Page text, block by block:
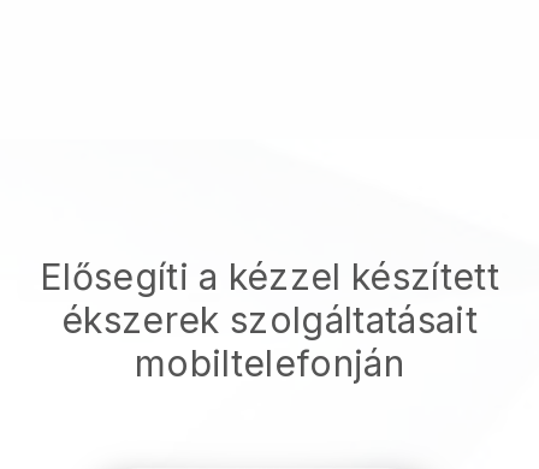
Elősegíti a kézzel készített
ékszerek szolgáltatásait
mobiltelefonján